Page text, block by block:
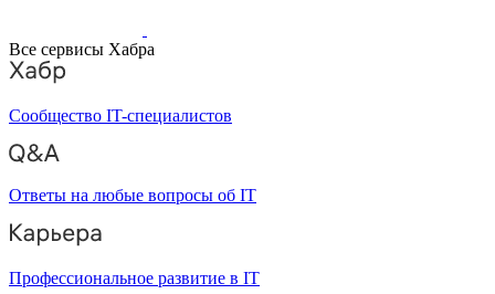
Все сервисы Хабра
Сообщество IT-специалистов
Ответы на любые вопросы об IT
Профессиональное развитие в IT